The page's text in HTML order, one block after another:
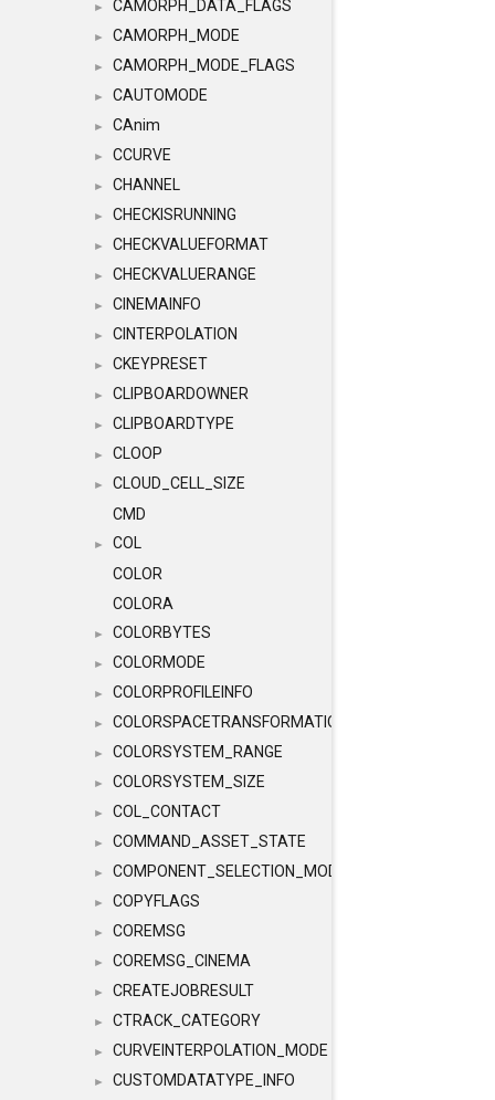
► CAMORPH_DATA_FLAGS
► CAMORPH_MODE
► CAMORPH_MODE_FLAGS
► CAUTOMODE
► CAnim
► CCURVE
► CHANNEL
► CHECKISRUNNING
► CHECKVALUEFORMAT
► CHECKVALUERANGE
► CINEMAINFO
► CINTERPOLATION
► CKEYPRESET
► CLIPBOARDOWNER
► CLIPBOARDTYPE
► CLOOP
►
CLOUD_CELL_SIZE
CMD
►
COL
COLOR
COLORA
► COLORBYTES
► COLORMODE
► COLORPROFILEINFO
► COLORSPACETRANSFORMATION
► COLORSYSTEM_RANGE
► COLORSYSTEM_SIZE
► COL_CONTACT
► COMMAND_ASSET_STATE
► COMPONENT_SELECTION_MODES
► COPYFLAGS
► COREMSG
► COREMSG_CINEMA
► CREATEJOBRESULT
► CTRACK_CATEGORY
► CURVEINTERPOLATION_MODE
► CUSTOMDATATYPE_INFO